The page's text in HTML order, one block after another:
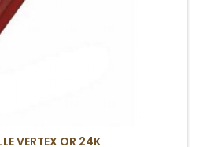
VERTEX OR 24K